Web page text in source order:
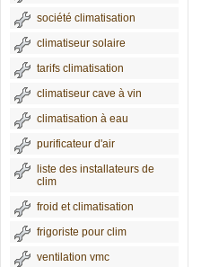
société climatisation
climatiseur solaire
tarifs climatisation
climatiseur cave à vin
climatisation à eau
purificateur d'air
liste des installateurs de
clim
froid et climatisation
frigoriste pour clim
ventilation vmc